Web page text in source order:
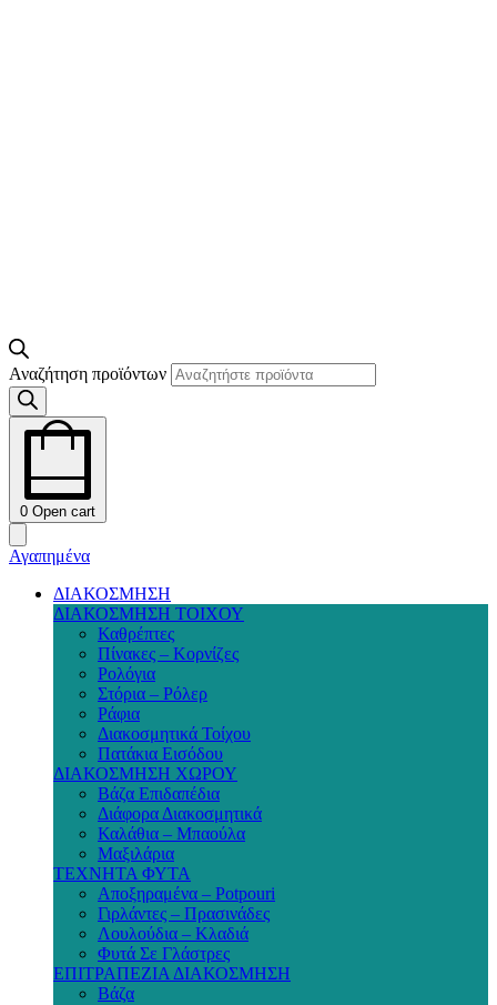
Αναζήτηση προϊόντων
0 Open cart
Αγαπημένα
ΔΙΑΚΟΣΜΗΣΗ
ΔΙΑΚΟΣΜΗΣΗ ΤΟΙΧΟΥ
Καθρέπτες
Πίνακες – Κορνίζες
Ρολόγια
Στόρια – Ρόλερ
Ράφια
Διακοσμητικά Τοίχου
Πατάκια Εισόδου
ΔΙΑΚΟΣΜΗΣΗ ΧΩΡΟΥ
Βάζα Επιδαπέδια
Διάφορα Διακοσμητικά
Καλάθια – Μπαούλα
Μαξιλάρια
ΤΕΧΝΗΤΑ ΦΥΤΑ
Αποξηραμένα – Potpouri
Γιρλάντες – Πρασινάδες
Λουλούδια – Κλαδιά
Φυτά Σε Γλάστρες
ΕΠΙΤΡΑΠΕΖΙΑ ΔΙΑΚΟΣΜΗΣΗ
Βάζα